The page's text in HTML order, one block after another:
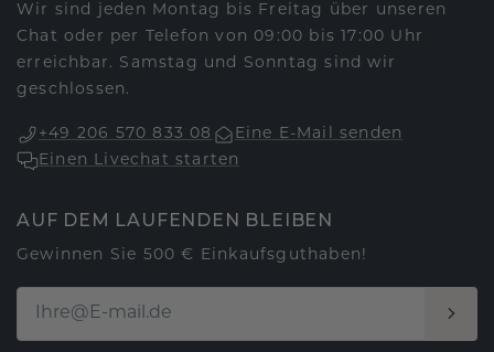
Wir sind jeden Montag bis Freitag über unseren
Chat oder per Telefon von 09:00 bis 17:00 Uhr
erreichbar. Samstag und Sonntag sind wir
geschlossen.
+49 206 570 833 08
Eine E-Mail senden
Einen Livechat starten
AUF DEM LAUFENDEN BLEIBEN
Gewinnen Sie 500 € Einkaufsguthaben!